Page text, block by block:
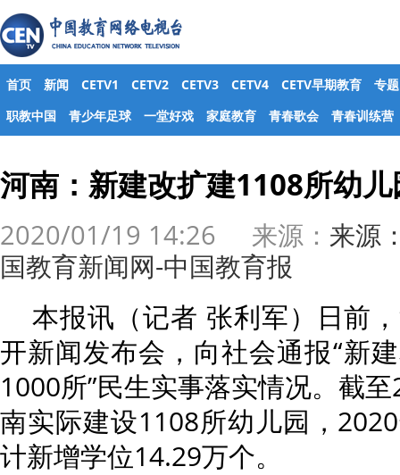
首页 新闻 CETV1 CETV2 CETV3 CETV4 CETV早期教育
专题
职教中国
青少年足球 一堂好戏 家庭教育 青春歌会 青春训练营
河南：新建改扩建1108所幼
2020/01/19 14:26 来源： 来源
国教育新闻网-中国教育报
本报讯（记者 张利军）日前
开新闻发布会，向社会通报“新
1000所”民生实事落实情况。截
南实际建设1108所幼儿园，
计新增学位14.29万个。